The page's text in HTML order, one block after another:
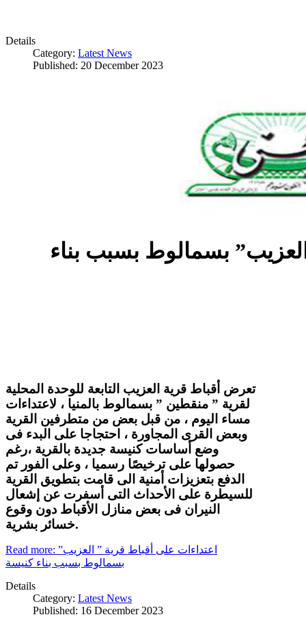
Details
Category: Latest News
Published: 20 December 2023
بسمالوط بسبب بناء
تعرض أقباط قرية العزيب التابعة للوحدة المحلية
لقرية ” منقطين ” بسمالوط بالمنيا ، لاعتداءات
مساء اليوم ، من قبل بعض من متطرفين القرية
وبعض القرى المجاورة ، احتجاجا على البدء فى
وضع أساسات كنيسة جديدة بالقرية ،رغم
حصولها على ترخيصًا رسميا ، وعلى الفور تم
الدفع بتعزيزات أمنية الى قامت بتطويق القرية
للسيطرة على الأحداث التى أسفرت عن إشعال
النيران فى بعض منازل الأقباط دون وقوع
خسائر بشرية.
Read more: اعتداءات على أقباط قرية ” العزيب”
بسمالوط بسبب بناء كنيسة
Details
Category: Latest News
Published: 16 December 2023